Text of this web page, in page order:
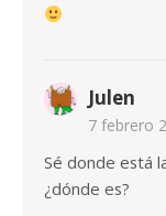
Julen
7 febrero
Sé donde está
¿dónde es?